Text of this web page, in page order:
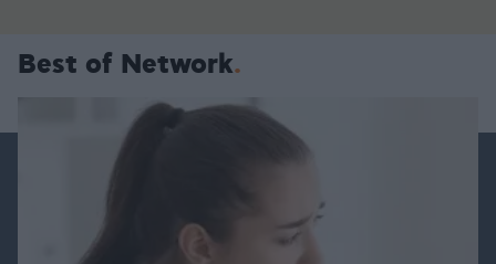
Best of Network